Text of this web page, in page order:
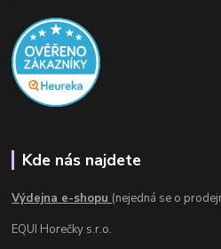
Kde nás najdete
Výdejna e-shopu (nejedná se o
EQUI Horečky s.r.o.